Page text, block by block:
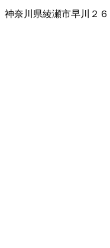
神奈川県綾瀬市早川２６